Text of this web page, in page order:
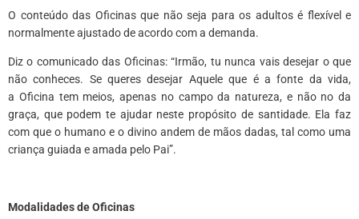
O conteúdo das Oficinas que não seja para os adultos é flexível e
normalmente ajustado de acordo com a demanda.
Diz o comunicado das Oficinas: “Irmão, tu nunca vais desejar o que
não conheces. Se queres desejar Aquele que é a fonte da vida,
a Oficina tem meios, apenas no campo da natureza, e não no da
graça, que podem te ajudar neste propósito de santidade. Ela faz
com que o humano e o divino andem de mãos dadas, tal como uma
criança guiada e amada pelo Pai”.
Modalidades de Oficinas